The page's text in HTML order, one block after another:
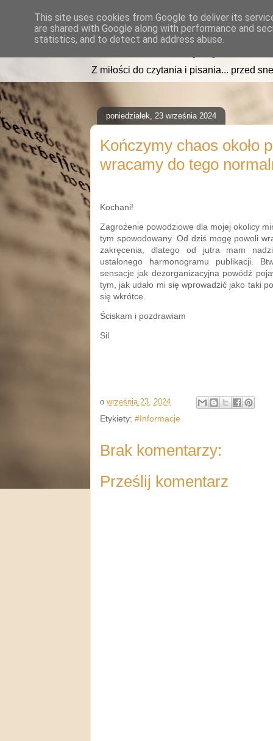
read2sleep.pl
Z miłości do czytania i pisania... przed
poniedziałek, 23 września 2024
Kończymy chaos około
wracamy do tego
Kochani!
Zagrożenie powodziowe dla mojej okolicy
tym spowodowany. Od dziś mogę powoli
zakręcenia, dlatego od jutra mam
ustalonego harmonogramu publikacji.
sensacje jak dezorganizacyjna powódź
tym, jak udało mi się wprowadzić jako taki
się wkrótce.
Ściskam i pozdrawiam
Sil
o września 23, 2024
Etykiety: #Informacje
Brak komentarzy:
Prześlij komentarz
This site uses cookies from Google to deliver its
are shared with Google along with performance and
statistics, and to detect and address abuse.